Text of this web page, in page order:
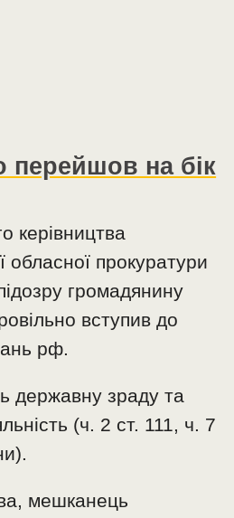
перейшов на бік
керівництва
обласної прокуратури
громадянину
вступив до
рф.
державну зраду та
(ч. 2 ст. 111, ч. 7
мешканець